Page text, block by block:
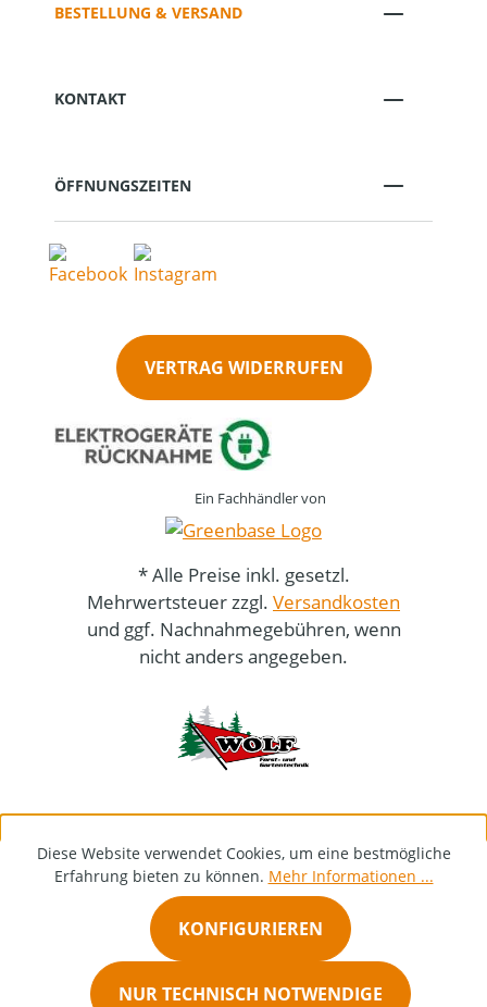
BESTELLUNG & VERSAND
KONTAKT
ÖFFNUNGSZEITEN
VERTRAG WIDERRUFEN
Ein Fachhändler von
* Alle Preise inkl. gesetzl.
Mehrwertsteuer zzgl. Versandkosten
und ggf. Nachnahmegebühren, wenn
nicht anders angegeben.
Diese Website verwendet Cookies, um eine bestmögliche
Erfahrung bieten zu können. Mehr Informationen ...
NUR TECHNISCH NOTWENDIGE
KONFIGURIEREN